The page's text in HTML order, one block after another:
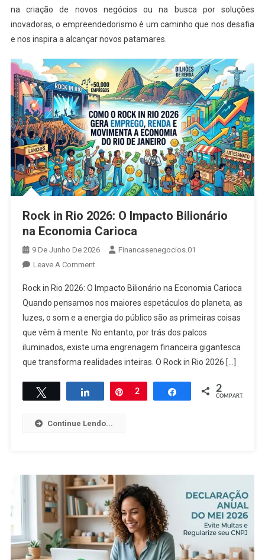
na criação de novos negócios ou na busca por soluções
inovadoras, o empreendedorismo é um caminho que nos desafia
e nos inspira a alcançar novos patamares.
Rock in Rio 2026: O Impacto Bilionário
na Economia Carioca
9 De Junho De 2026
Financasenegocios.01
Leave A CommentOn
In
Rio
2026:
O
Impacto
Bilionário
Economia
Carioca
Rock in Rio 2026: O Impacto Bilionário na Economia Carioca
Quando pensamos nos maiores espetáculos do planeta, as
luzes, o som e a energia do público são as primeiras coisas
que vêm à mente. No entanto, por trás dos palcos
iluminados, existe uma engrenagem financeira gigantesca
que transforma realidades inteiras. O Rock in Rio 2026 […]
Compartilhar
Pin
2 Compartilhar
2
COMPART.
Continue Lendo...